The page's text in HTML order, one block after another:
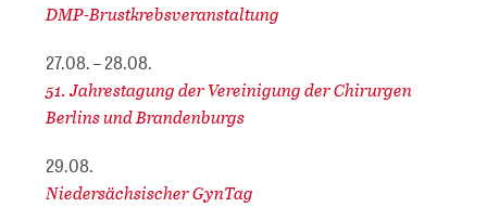
DMP-Brustkrebsveranstaltung
27.08. – 28.08.
51. Jahrestagung der Vereinigung der Chirurgen
Berlins und Brandenburgs
29.08.
Niedersächsischer GynTag